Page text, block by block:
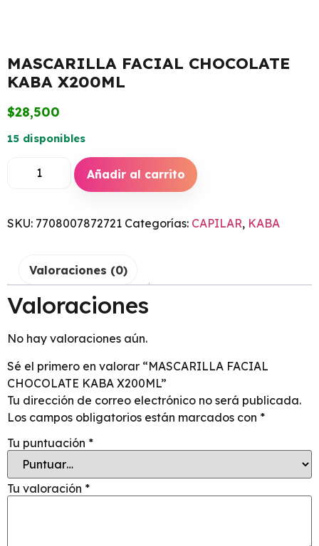
MASCARILLA FACIAL CHOCOLATE
KABA X200ML
$28,500
15 disponibles
Añadir al carrito
SKU: 7708007872721 Categorías: CAPILAR, KABA
Valoraciones (0)
Valoraciones
No hay valoraciones aún.
Sé el primero en valorar “MASCARILLA FACIAL
CHOCOLATE KABA X200ML”
Tu dirección de correo electrónico no será publicada.
Los campos obligatorios están marcados con *
Tu puntuación *
Tu valoración *